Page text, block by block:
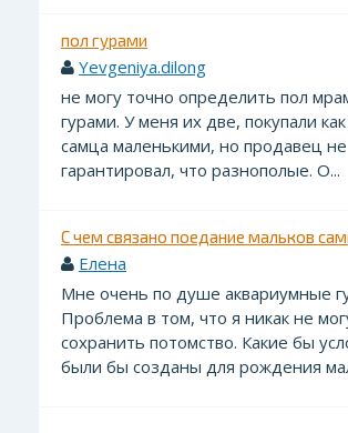
пол гурами
Yevgeniya.dilong
не могу точно определить пол
гурами. У меня их две, покупали
самца маленькими, но продавец не
гарантировал, что разнополые. О...
С чем связано поедание мальков
Елена
Мне очень по душе аквариумные
Проблема в том, что я никак не
сохранить потомство. Какие бы
были бы созданы для рождения